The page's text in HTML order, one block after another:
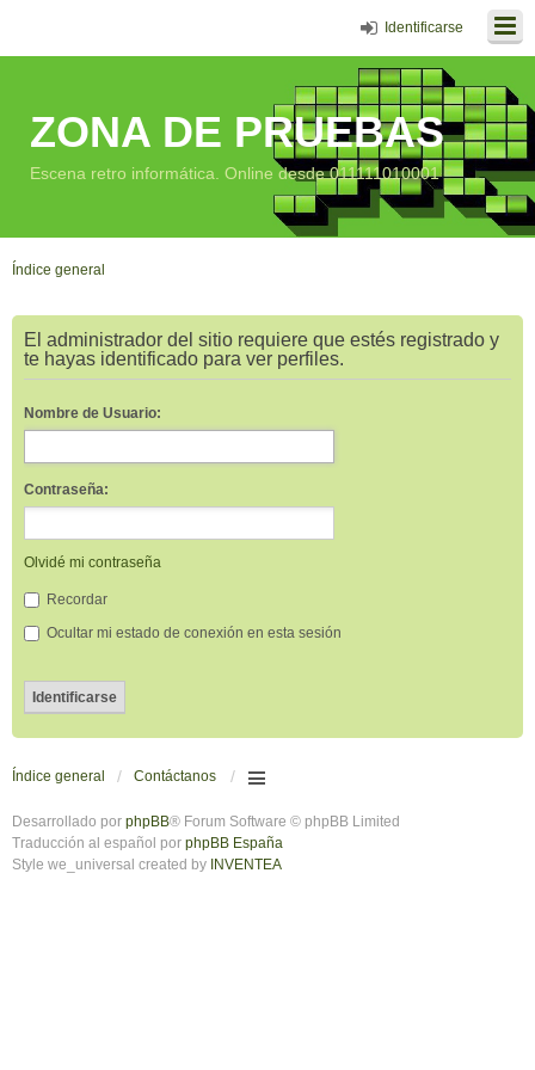
Identificarse
ZONA DE PRUEBAS
Escena retro informática. Online desde 011111010001
Índice general
El administrador del sitio requiere que estés registrado y
te hayas identificado para ver perfiles.
Nombre de Usuario:
Contraseña:
Olvidé mi contraseña
Recordar
Ocultar mi estado de conexión en esta sesión
Índice general Contáctanos
Desarrollado por phpBB® Forum Software © phpBB Limited
Traducción al español por phpBB España
Style we_universal created by INVENTEA